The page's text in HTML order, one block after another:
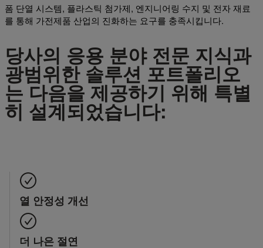
폼 단열 시스템, 플라스틱 첨가제, 엔지니어링 수지 및 전자 재료
를 통해 가전제품 산업의 진화하는 요구를 충족시킵니다.
당사의 응용 분야 전문 지식과
광범위한 솔루션 포트폴리오
는 다음을 제공하기 위해 특별
히 설계되었습니다:
열 안정성 개선
더 나은 절연